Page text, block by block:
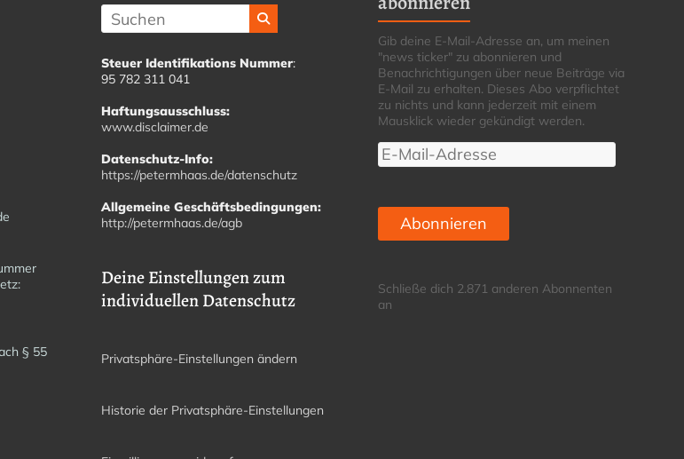
§ 55
Steuer Identifikations Nummer:
95 782 311 041
Haftungsausschluss:
www.disclaimer.de
Datenschutz-Info:
https://petermhaas.de/datenschutz
Allgemeine Geschäftsbedingungen:
http://petermhaas.de/agb
Deine Einstellungen zum
individuellen Datenschutz
Privatsphäre-Einstellungen ändern
Historie der Privatsphäre-Einstellungen
Gib deine E-Mail-Adresse an, um meinen
"news ticker" zu abonnieren und
Benachrichtigungen über neue Beiträge via
E-Mail zu erhalten. Dieses Abo verpflichtet
zu nichts und kann jederzeit mit einem
Mausklick wieder gekündigt werden.
E-
Mail-
Abonnieren
Schließe dich 2.871 anderen Abonnenten
an